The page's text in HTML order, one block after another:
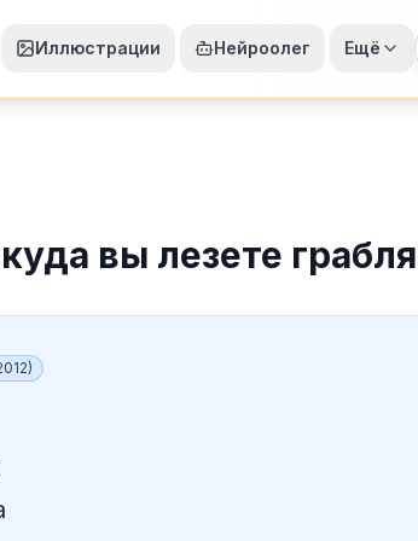
Иллюстрации Нейроолег Ещё
куда вы лезете
)